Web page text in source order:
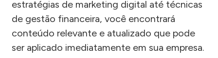
estratégias de marketing digital até técnicas
de gestão financeira, você encontrará
conteúdo relevante e atualizado que pode
ser aplicado imediatamente em sua empresa.